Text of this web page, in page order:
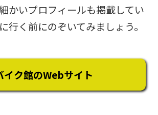
かいプロフィールも掲載してい
行く前にのぞいてみましょう。
イク館のWebサイト